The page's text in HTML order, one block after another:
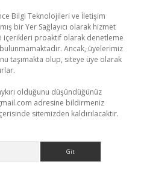
Bilgi Teknolojileri ve İletişim
bir Yer Sağlayıcı olarak hizmet
içerikleri proaktif olarak denetleme
Ancak, üyelerimiz
taşımakta olup, siteye üye olarak
olduğunu düşündüğünüz
adresine bildirmeniz
sitemizden kaldırılacaktır.